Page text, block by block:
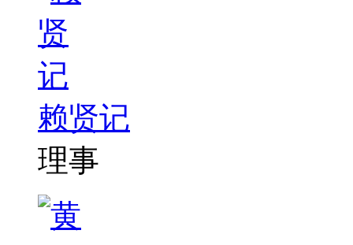
赖贤记
理事